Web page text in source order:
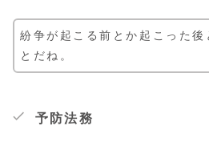
紛争が起こる前とか起こった後
とだね。
予防法務